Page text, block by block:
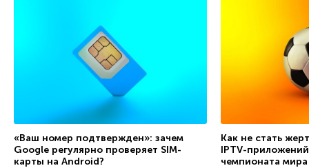
«Ваш номер подтвержден»: зачем
Google регулярно проверяет SIM-
карты на Android?
Как не стать
IPTV-
чемпионата